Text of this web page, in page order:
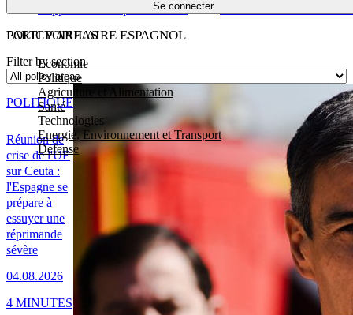
Se connecter
POLICY AREAS
Economie
Politique
Agriculture et Alimentation
Santé
Technologies
Energie, Environnement et Transport
Défense
Économie
PARTI POPULAIRE ESPAGNOL
Filter by section
Réunion de
crise de l'UE
sur Ceuta :
l'Espagne se
prépare à
essuyer une
réprimande
sévère
04.08.2026
POLITIQUE
4 MINUTES